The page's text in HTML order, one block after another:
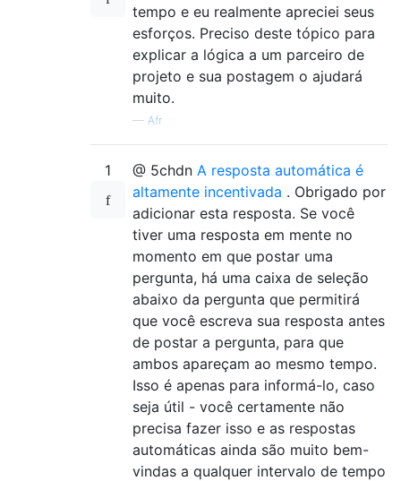
tempo e eu realmente apreciei seus
esforços. Preciso deste tópico para
explicar a lógica a um parceiro de
projeto e sua postagem o ajudará
muito.
— Afr
1 @ 5chdn A resposta automática é
altamente incentivada . Obrigado por
adicionar esta resposta. Se você
tiver uma resposta em mente no
momento em que postar uma
pergunta, há uma caixa de seleção
abaixo da pergunta que permitirá
que você escreva sua resposta antes
de postar a pergunta, para que
ambos apareçam ao mesmo tempo.
Isso é apenas para informá-lo, caso
seja útil - você certamente não
precisa fazer isso e as respostas
automáticas ainda são muito bem-
vindas a qualquer intervalo de tempo